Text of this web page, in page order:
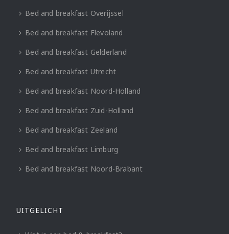
Bed and breakfast Overijssel
Bed and breakfast Flevoland
Bed and breakfast Gelderland
Bed and breakfast Utrecht
Bed and breakfast Noord-Holland
Bed and breakfast Zuid-Holland
Bed and breakfast Zeeland
Bed and breakfast Limburg
Bed and breakfast Noord-Brabant
UITGELICHT